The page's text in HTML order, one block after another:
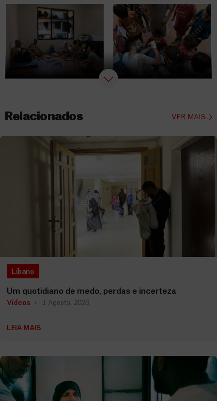
Relacionados VER MAIS
Líbano
Um quotidiano de medo, perdas e incerteza
Vídeos 1 Agosto, 2026
LEIA MAIS